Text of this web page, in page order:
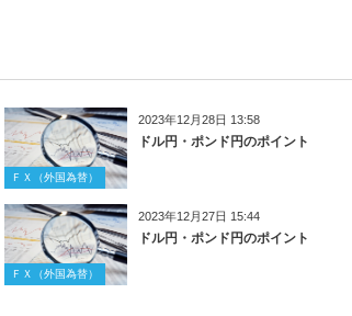
2023年12月28日 13:58
ＦＸ（外国為替）
ドル円・ポンド円のポイント
2023年12月27日 15:44
ＦＸ（外国為替）
ドル円・ポンド円のポイント